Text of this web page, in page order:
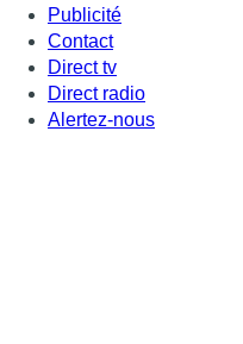
Publicité
Contact
Direct tv
Direct radio
Alertez-nous